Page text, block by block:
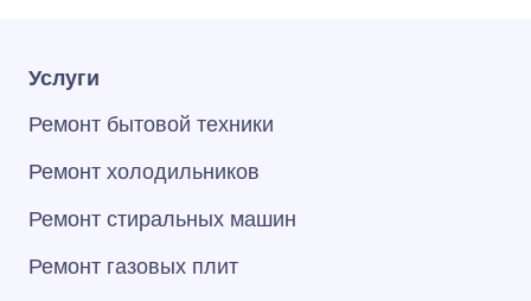
Услуги
Ремонт бытовой техники
Ремонт холодильников
Ремонт стиральных машин
Ремонт газовых плит